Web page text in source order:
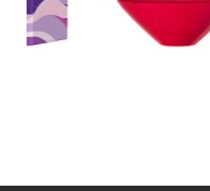
Fairy
Eau De